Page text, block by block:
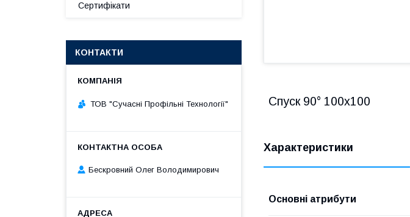
Спуск 90° 100х100
Характеристики
Основні атрибути
Сертифікати
КОНТАКТИ
ТОВ "Сучасні Профільні Технології"
Бескровний Олег Володимирович